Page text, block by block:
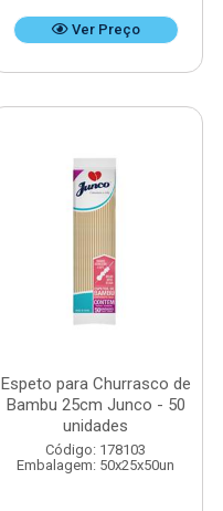
Ver Preço
Espeto para Churrasco de
Bambu 25cm Junco - 50
unidades
Código: 178103
Embalagem: 50x25x50un